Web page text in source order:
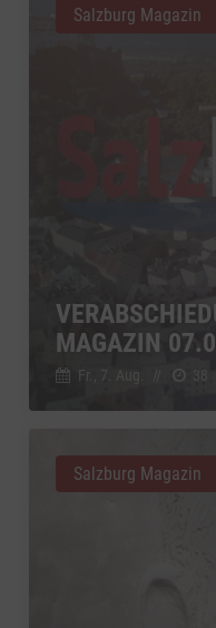
MAGAZIN
Fr., 7. Aug. 38
Salzburg Magazin
Salzburg Magazin